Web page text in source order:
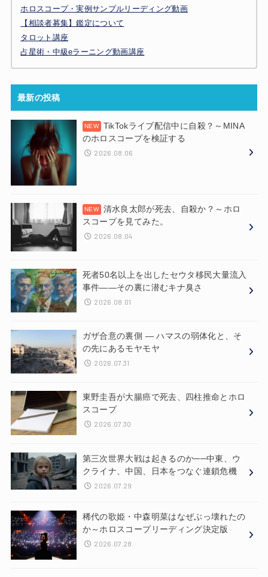
ホロスコープ・実例サンプルリーディング動画
【相談者募集】鑑定について
タロット講座
占星術・中級eラーニング動画講座
最新の投稿
TikTokライブ配信中に自殺？～MINA
のホロスコープを検証する
2026.08.06
清水良太郎が死去、自殺か？～ホロ
スコープを見てみた。
2026.08.04
死者50名以上を出したセウタ移民大量流入
事件——その裏に潜むキナ臭さ
2026.08.01
ガザ合意の裏側 ― ハマスの弱体化と、そ
の先にあるモヤモヤ
2026.07.31
東野圭吾が大腸癌で死去、四柱推命とホロ
スコープ
2026.07.30
第三次世界大戦は起きるのか──中東、ウ
クライナ、中国、日本をつなぐ連鎖危機
2026.07.29
稀代の歌姫・中森明菜はなぜぶっ壊れたの
か～ホロスコープリーディング決定版
2026.07.28